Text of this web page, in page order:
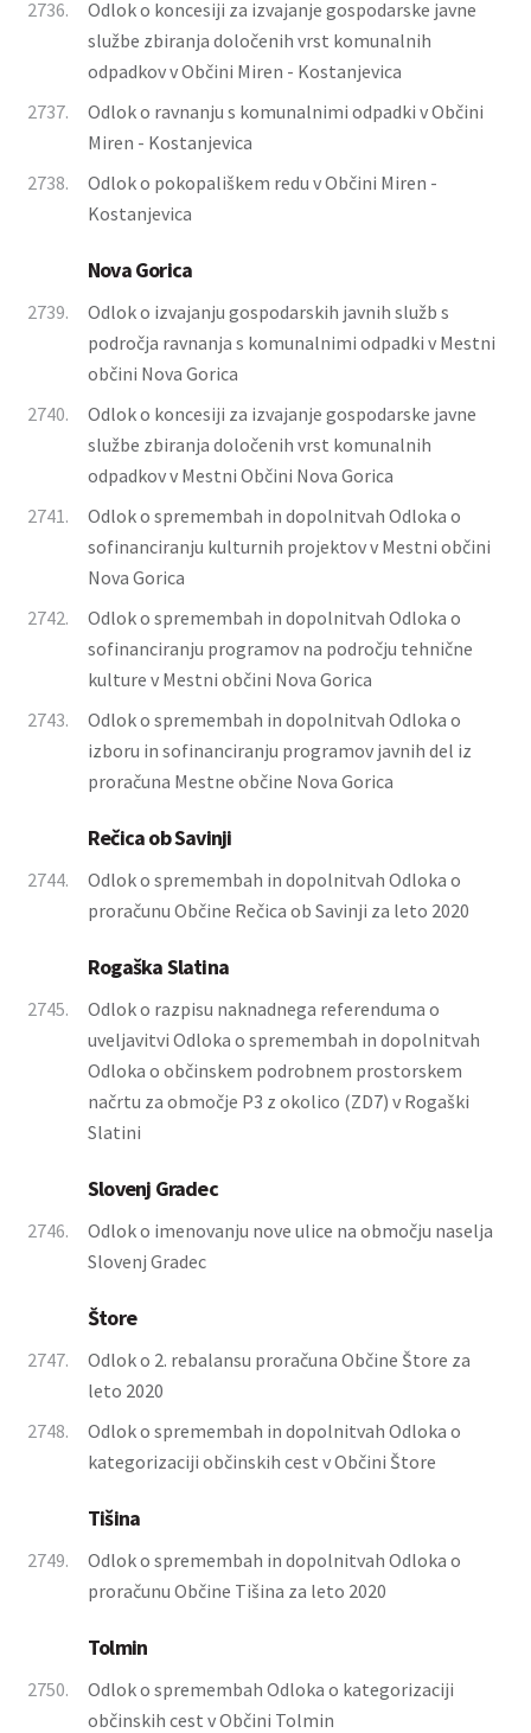
2736.
Odlok o koncesiji za izvajanje gospodarske javne
službe zbiranja določenih vrst komunalnih
odpadkov v Občini Miren - Kostanjevica
2737.
Odlok o ravnanju s komunalnimi odpadki v Občini
Miren - Kostanjevica
2738.
Odlok o pokopališkem redu v Občini Miren -
Kostanjevica
Nova Gorica
2739.
Odlok o izvajanju gospodarskih javnih služb s
področja ravnanja s komunalnimi odpadki v Mestni
občini Nova Gorica
2740.
Odlok o koncesiji za izvajanje gospodarske javne
službe zbiranja določenih vrst komunalnih
odpadkov v Mestni Občini Nova Gorica
2741.
Odlok o spremembah in dopolnitvah Odloka o
sofinanciranju kulturnih projektov v Mestni občini
Nova Gorica
2742.
Odlok o spremembah in dopolnitvah Odloka o
sofinanciranju programov na področju tehnične
kulture v Mestni občini Nova Gorica
2743.
Odlok o spremembah in dopolnitvah Odloka o
izboru in sofinanciranju programov javnih del iz
proračuna Mestne občine Nova Gorica
Rečica ob Savinji
2744.
Odlok o spremembah in dopolnitvah Odloka o
proračunu Občine Rečica ob Savinji za leto 2020
Rogaška Slatina
2745.
Odlok o razpisu naknadnega referenduma o
uveljavitvi Odloka o spremembah in dopolnitvah
Odloka o občinskem podrobnem prostorskem
načrtu za območje P3 z okolico (ZD7) v Rogaški
Slatini
Slovenj Gradec
2746.
Odlok o imenovanju nove ulice na območju naselja
Slovenj Gradec
Štore
2747.
Odlok o 2. rebalansu proračuna Občine Štore za
leto 2020
2748.
Odlok o spremembah in dopolnitvah Odloka o
kategorizaciji občinskih cest v Občini Štore
Tišina
2749.
Odlok o spremembah in dopolnitvah Odloka o
proračunu Občine Tišina za leto 2020
Tolmin
2750.
Odlok o spremembah Odloka o kategorizaciji
občinskih cest v Občini Tolmin